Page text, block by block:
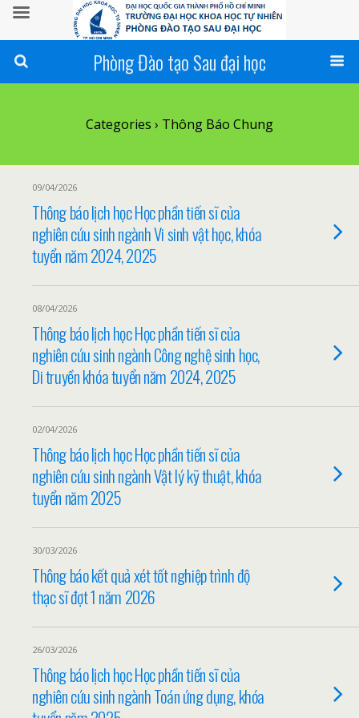
Phòng Đào tạo Sau đại học
Categories › Thông Báo Chung
09/04/2026
Thông báo lịch học Học phần tiến sĩ của
nghiên cứu sinh ngành Vi sinh vật học, khóa
tuyển năm 2024, 2025
08/04/2026
Thông báo lịch học Học phần tiến sĩ của
nghiên cứu sinh ngành Công nghệ sinh học,
Di truyền khóa tuyển năm 2024, 2025
02/04/2026
Thông báo lịch học Học phần tiến sĩ của
nghiên cứu sinh ngành Vật lý kỹ thuật, khóa
tuyển năm 2025
30/03/2026
Thông báo kết quả xét tốt nghiệp trình độ
thạc sĩ đợt 1 năm 2026
26/03/2026
Thông báo lịch học Học phần tiến sĩ của
nghiên cứu sinh ngành Toán ứng dụng, khóa